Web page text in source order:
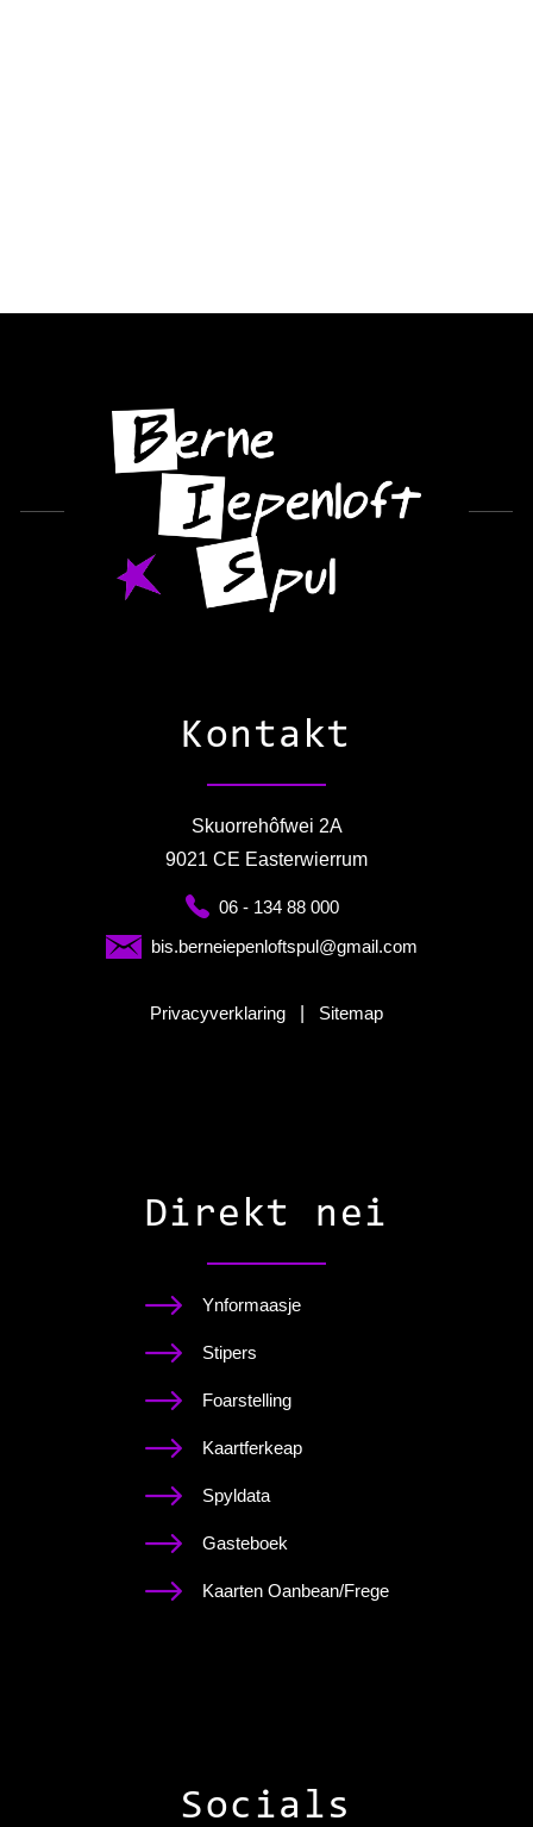
Kontakt
Skuorrehôfwei 2A
9021 CE Easterwierrum
06 - 134 88 000
bis.berneiepenloftspul@gmail.com
Privacyverklaring Sitemap
Direkt nei
Ynformaasje
Stipers
Foarstelling
Kaartferkeap
Spyldata
Gasteboek
Kaarten Oanbean/Frege
Socials